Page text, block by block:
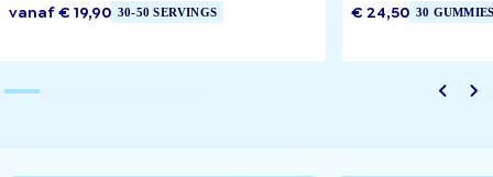
vanaf € 19,90 30-50 SERVINGS € 24,50 30